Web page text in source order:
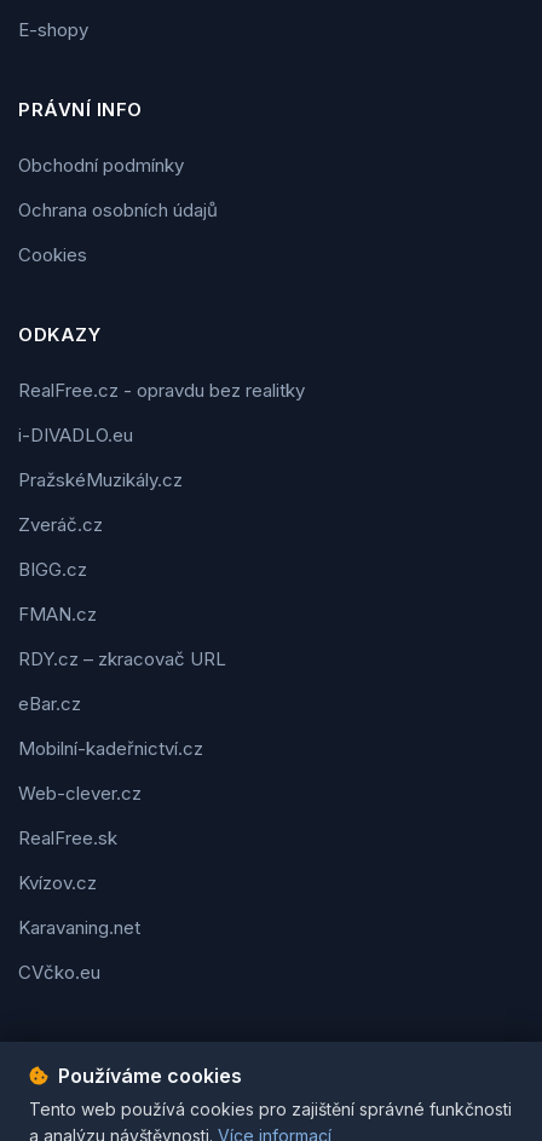
E-shopy
PRÁVNÍ INFO
Obchodní podmínky
Ochrana osobních údajů
Cookies
ODKAZY
RealFree.cz - opravdu bez realitky
i-DIVADLO.eu
PražskéMuzikály.cz
Zveráč.cz
BIGG.cz
FMAN.cz
RDY.cz – zkracovač URL
eBar.cz
Mobilní-kadeřnictví.cz
Web-clever.cz
RealFree.sk
Kvízov.cz
Karavaning.net
CVčko.eu
Podmínky použitíOchrana osobních údajůCookies
© 2026 Tipy-na-dárek.cz. Všechna práva vyhrazena. | Vytvořil
Používáme cookies
Tento web používá cookies pro zajištění správné funkčnosti
a analýzu návštěvnosti. Více informací